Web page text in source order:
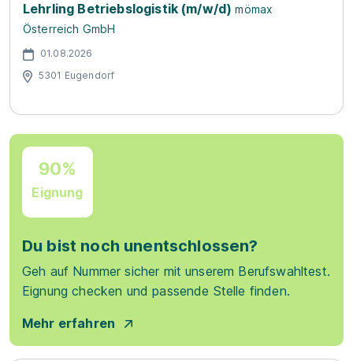
Lehrling Betriebslogistik (m/w/d) mömax
Österreich GmbH
01.08.2026
5301 Eugendorf
90%
Eignung
Du bist noch unentschlossen?
Geh auf Nummer sicher mit unserem Berufswahltest.
Eignung checken und passende Stelle finden.
Mehr erfahren